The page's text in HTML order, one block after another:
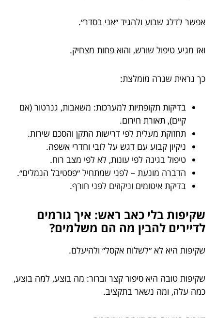
אפשר לדלג שבוע ולהגיד ״אני בסדר״.
ואז מגיע טיפול שורש, והוא פחות מצחיק.
כך נראית שגרה מומלצת:
בדיקות תקופתיות למערכות: משאבות, גנרטור (אם
קיים), תאורת חירום.
תחזוקת מעלית לפי דרישות התקן והסכם שירות.
ניקיון קבוע עם דגש על לובי וחדרי אשפה.
טיפול בגינה לפי עונות, לא לפי מצב רוח.
הדברה מונעת – לפני שמתחיל ״פסטיבל הנמלים״.
בדיקת איטומים וניקוזים לפני חורף.
שקיפות בלי כאב ראש: איך גורמים
לדיירים להבין מה הם משלמים?
שקיפות היא לא ״לשלוח אקסל״ ולהיעלם.
שקיפות טובה היא סיפור קצר וברור: מה בוצע, למה בוצע,
כמה עלה, ומה נשאר בתקציב.